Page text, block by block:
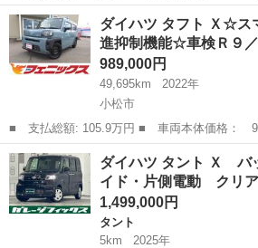
名： ダイハツ ■ 車種名： ムーヴラテ ■
ル ナビ ＣＤ ＤＶＤ再生 オートエアコン
ー アルミ ベンチシ...
新潟 新潟市 ムーヴ
ダイハツ タフト Ｘ☆
進抑制機能☆車検Ｒ９
989,000円
49,695km
2022年
小松市
■ 支払総額: 105.9万円 ■ 車両本体価格： 989,000 円 ■ メーカー
名： ダイハツ ■ 車種名： タフト ■ グレ
トアシスト☆誤発進抑制機能☆車検Ｒ９／
ｕｅｔｏｏ...
石川 小松市 ダイハツ
ダイハツ タント Ｘ バ
イド・片側電動 クリ
1,499,000円
タント
5km
2025年